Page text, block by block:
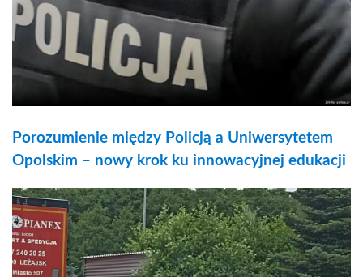
Porozumienie między Policją a Uniwersytetem
Opolskim – nowy krok ku innowacyjnej edukacji